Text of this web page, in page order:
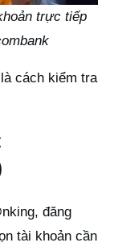
trực tiếp
cách kiểm tra
, đăng
tài khoản cần